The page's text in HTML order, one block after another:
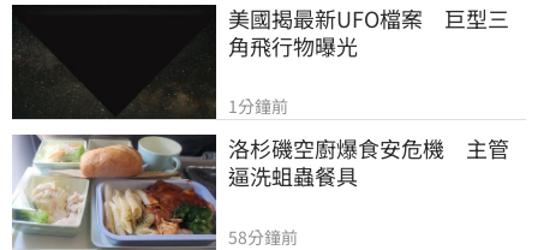
美國揭最新UFO檔案　巨型三
角飛行物曝光
1分鐘前
洛杉磯空廚爆食安危機　主管
逼洗蛆蟲餐具
58分鐘前